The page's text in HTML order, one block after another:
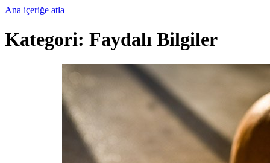
Ana içeriğe atla
Kategori: Faydalı Bilgiler